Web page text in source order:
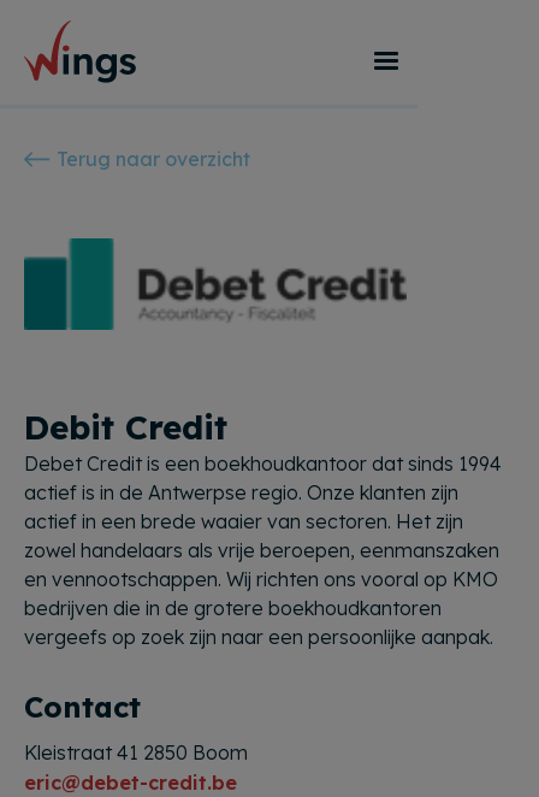
Terug naar overzicht
Debit Credit
Debet Credit is een boekhoudkantoor dat sinds 1994
actief is in de Antwerpse regio. Onze klanten zijn
actief in een brede waaier van sectoren. Het zijn
zowel handelaars als vrije beroepen, eenmanszaken
en vennootschappen. Wij richten ons vooral op KMO
bedrijven die in de grotere boekhoudkantoren
vergeefs op zoek zijn naar een persoonlijke aanpak.
Contact
Kleistraat 41 2850 Boom
eric@debet-credit.be